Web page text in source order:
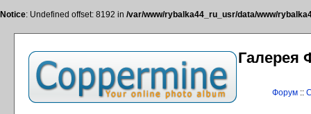
Notice: Undefined offset: 8192 in /var/www/rybalka44_ru_usr/data/www/
Галерея
Форум::